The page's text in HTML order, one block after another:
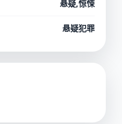
悬疑,惊悚
悬疑犯罪